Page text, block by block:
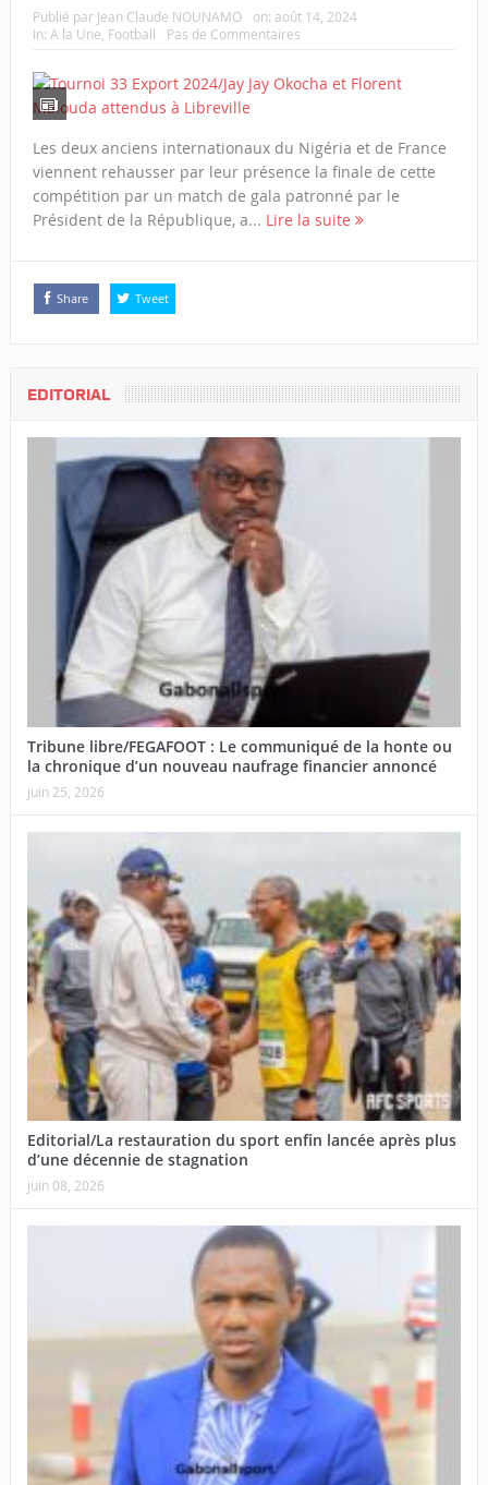
Publié par Jean Claude NOUNAMO on: août 14, 2024
In: A la Une Football Pas de Commentaires
Les deux anciens internationaux du Nigéria et de France
viennent rehausser par leur présence la finale de cette
compétition par un match de gala patronné par le
Président de la République, a... Lire la suite
Share Tweet
EDITORIAL
Tribune libre/FEGAFOOT : Le communiqué de la honte ou
la chronique d’un nouveau naufrage financier annoncé
juin 25, 2026
Editorial/La restauration du sport enfin lancée après plus
d’une décennie de stagnation
juin 08, 2026